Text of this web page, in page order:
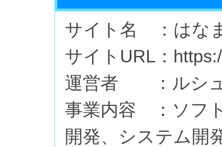
サイト名 ：はな
サイトURL：
運営者 ： ルシ
事業内容 ：ソフ
開発、システム開